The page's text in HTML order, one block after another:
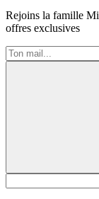
Rejoins la famille
offres exclusives